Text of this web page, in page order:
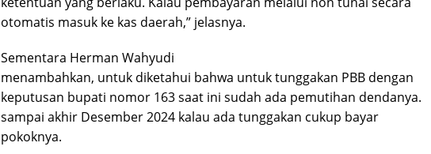
otomatis masuk ke kas daerah,” jelasnya.
Sementara Herman Wahyudi
menambahkan, untuk diketahui bahwa untuk tunggakan PBB dengan
keputusan bupati nomor 163 saat ini sudah ada pemutihan dendanya.
sampai akhir Desember 2024 kalau ada tunggakan cukup bayar
pokoknya.